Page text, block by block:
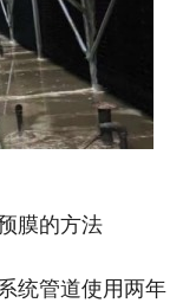
膜的方法
统管道使用两年